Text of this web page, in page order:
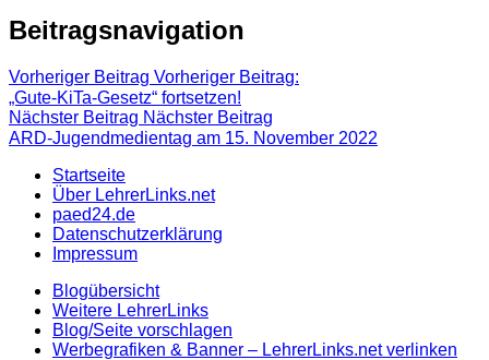
Beitragsnavigation
Vorheriger Beitrag Vorheriger Beitrag:
„Gute-KiTa-Gesetz“ fortsetzen!
Nächster Beitrag Nächster Beitrag
ARD-Jugendmedientag am 15. November 2022
Startseite
Über LehrerLinks.net
paed24.de
Datenschutzerklärung
Impressum
Blogübersicht
Weitere LehrerLinks
Blog/Seite vorschlagen
Werbegrafiken & Banner – LehrerLinks.net verlinken